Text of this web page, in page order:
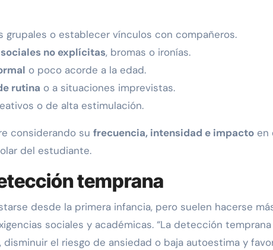
grupales o establecer vínculos con compañeros.
no explícitas, bromas o ironías.
o poco acorde a la edad.
rutina o a situaciones imprevistas.
o de alta estimulación.
considerando su frecuencia, intensidad e impacto en
del estudiante.
temprana
desde la primera infancia, pero suelen hacerse
sociales y académicas. “La detección temprana
, disminuir el riesgo de ansiedad o baja autoestima y